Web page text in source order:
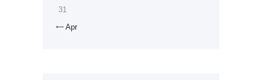
31
 Apr